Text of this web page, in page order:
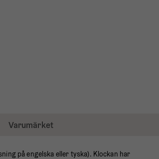
Varumärket
på engelska eller tyska). Klockan har